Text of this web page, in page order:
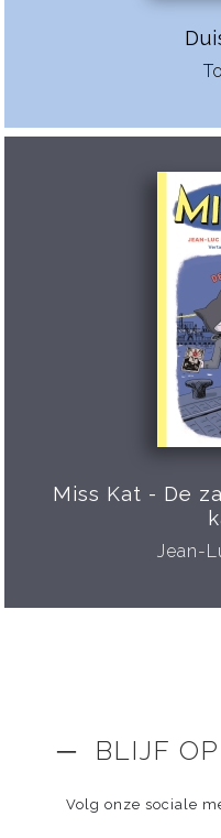
Miss Kat - De
Jean-
─ BLIJF
Volg onze sociale